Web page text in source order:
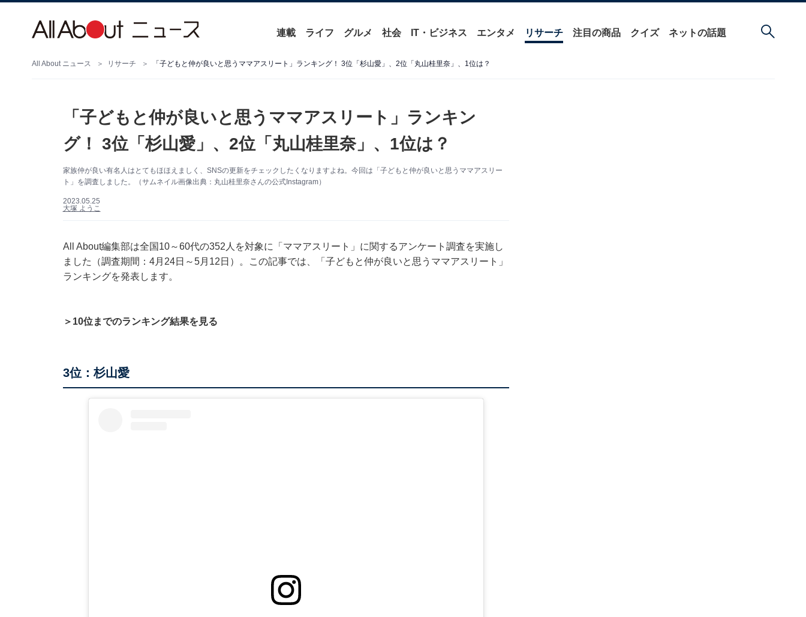
連載 ライフ グルメ 社会 IT・ビジネス エンタメ リサーチ 注目の商品 クイズ ネットの話題
All About ニュース リサーチ 「子どもと仲が良いと思うママアスリート」ランキング！ 3位「杉山愛」、2位「丸山桂里奈」、1位は？
「子どもと仲が良いと思うママアスリート」ランキン
グ！ 3位「杉山愛」、2位「丸山桂里奈」、1位は？
家族仲が良い有名人はとてもほほえましく、SNSの更新をチェックしたくなりますよね。今回は「子どもと仲が良いと思うママアスリー
ト」を調査しました。（サムネイル画像出典：丸山桂里奈さんの公式Instagram）
2023.05.25
大塚 ようこ
All About編集部は全国10～60代の352人を対象に「ママアスリート」に関するアンケート調査を実施し
ました（調査期間：4月24日～5月12日）。この記事では、「子どもと仲が良いと思うママアスリート」
ランキングを発表します。
＞10位までのランキング結果を見る
3位：杉山愛